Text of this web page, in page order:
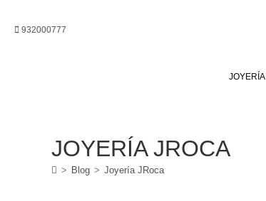
932000777
JOYERÍA
JOYERÍA JROCA
> Blog > Joyería JRoca